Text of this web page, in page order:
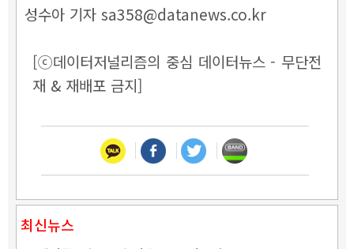
성수아 기자 sa358@datanews.co.kr
[ⓒ데이터저널리즘의 중심 데이터뉴스 - 무단전
재 & 재배포 금지]
최신뉴스